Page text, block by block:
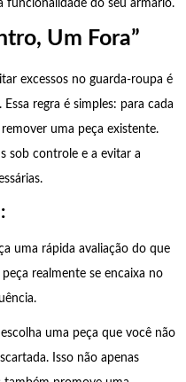
funcionalidade do seu armário.
Um Fora”
excessos no guarda-roupa é
regra é simples: para cada
uma peça existente.
sob controle e a evitar a
uma rápida avaliação do que
realmente se encaixa no
uma peça que você não
Isso não apenas